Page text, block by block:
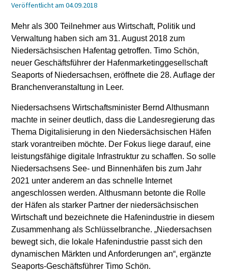
Veröffentlicht am 04.09.2018
Mehr als 300 Teilnehmer aus Wirtschaft, Politik und
Verwaltung haben sich am 31. August 2018 zum
Niedersächsischen Hafentag getroffen. Timo Schön,
neuer Geschäftsführer der Hafenmarketinggesellschaft
Seaports of Niedersachsen, eröffnete die 28. Auflage der
Branchenveranstaltung in Leer.
Niedersachsens Wirtschaftsminister Bernd Althusmann
machte in seiner deutlich, dass die Landesregierung das
Thema Digitalisierung in den Niedersächsischen Häfen
stark vorantreiben möchte. Der Fokus liege darauf, eine
leistungsfähige digitale Infrastruktur zu schaffen. So solle
Niedersachsens See- und Binnenhäfen bis zum Jahr
2021 unter anderem an das schnelle Internet
angeschlossen werden. Althusmann betonte die Rolle
der Häfen als starker Partner der niedersächsischen
Wirtschaft und bezeichnete die Hafenindustrie in diesem
Zusammenhang als Schlüsselbranche. „Niedersachsen
bewegt sich, die lokale Hafenindustrie passt sich den
dynamischen Märkten und Anforderungen an“, ergänzte
Seaports-Geschäftsführer Timo Schön.